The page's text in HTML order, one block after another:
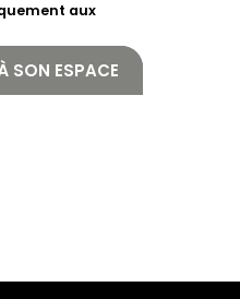
aux
SON ESPACE